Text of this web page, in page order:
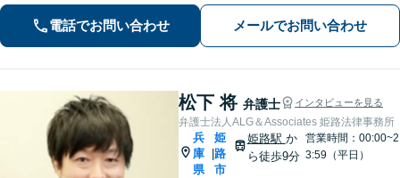
の生活再建をサポートします。【交通
事故】「こんな相談でも大丈夫だろう
か」と躊躇されている方もご相談くだ
さい。
電話でお問い合わせ メールでお問い合わせ
松下 将 弁護士 インタビューを見る
弁護士法人ALG＆Associates 姫路法律事務所
兵
庫
県
姫
路
市
姫路駅 か
ら徒歩9分
営業時間：00:00~2
3:59（平日）